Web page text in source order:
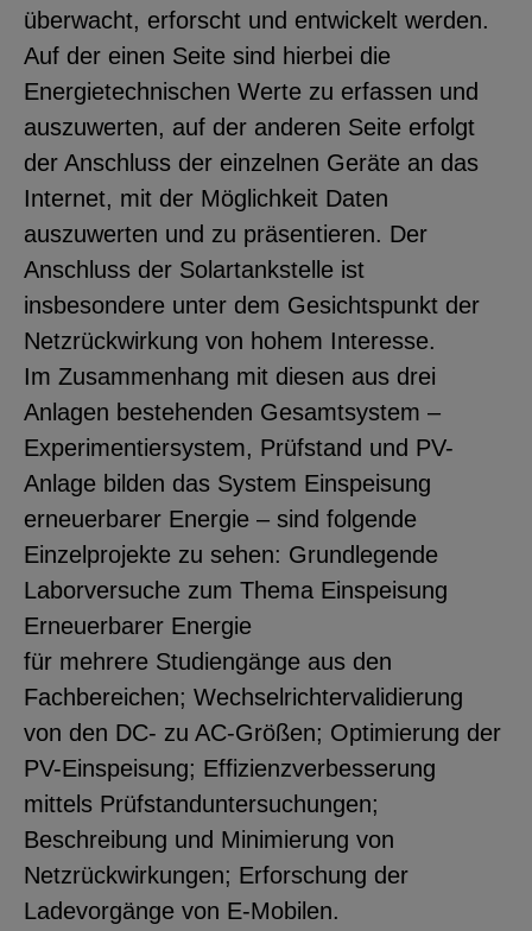
überwacht, erforscht und entwickelt werden.
Auf der einen Seite sind hierbei die
Energietechnischen Werte zu erfassen und
auszuwerten, auf der anderen Seite erfolgt
der Anschluss der einzelnen Geräte an das
Internet, mit der Möglichkeit Daten
auszuwerten und zu präsentieren. Der
Anschluss der Solartankstelle ist
insbesondere unter dem Gesichtspunkt der
Netzrückwirkung von hohem Interesse.
Im Zusammenhang mit diesen aus drei
Anlagen bestehenden Gesamtsystem –
Experimentiersystem, Prüfstand und PV-
Anlage bilden das System Einspeisung
erneuerbarer Energie – sind folgende
Einzelprojekte zu sehen: Grundlegende
Laborversuche zum Thema Einspeisung
Erneuerbarer Energie
für mehrere Studiengänge aus den
Fachbereichen; Wechselrichtervalidierung
von den DC- zu AC-Größen; Optimierung der
PV-Einspeisung; Effizienzverbesserung
mittels Prüfstanduntersuchungen;
Beschreibung und Minimierung von
Netzrückwirkungen; Erforschung der
Ladevorgänge von E-Mobilen.